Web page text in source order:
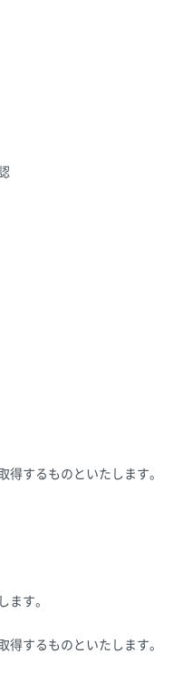
するものといたします。
ます。
するものといたします。